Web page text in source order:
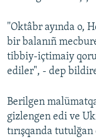
''Oktâbr ayında o,
bir balanıñ
tibbiy-içtimaiy
ediler", - dep
Berilgen
gizlengen edi ve
tırışqanda tutulğan